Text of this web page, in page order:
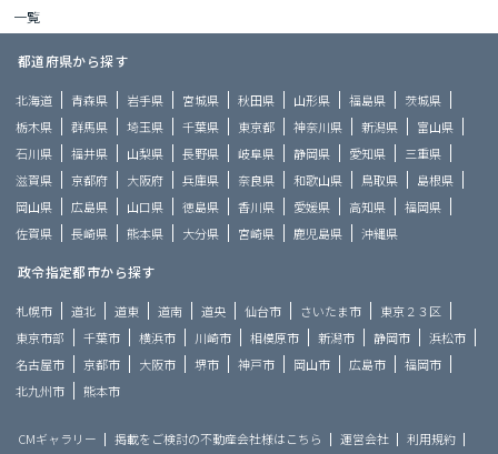
一覧
都道府県から探す
北海道 青森県 岩手県 宮城県 秋田県 山形県 福島県
茨城県
栃木県
群馬県 埼玉県 千葉県 東京都 神奈川県 新潟県
富山県
石川県
福井県 山梨県 長野県 岐阜県 静岡県 愛知県
三重県
滋賀県
京都府 大阪府 兵庫県 奈良県 和歌山県 鳥取県
島根県
岡山県
広島県 山口県 徳島県 香川県 愛媛県 高知県
福岡県
佐賀県
長崎県 熊本県 大分県 宮崎県 鹿児島県 沖縄県
政令指定都市から探す
札幌市 道北 道東 道南 道央 仙台市 さいたま市
東京２３区
東京市部
千葉市 横浜市 川崎市 相模原市 新潟市 静岡市
浜松市
名古屋市
京都市 大阪市 堺市 神戸市 岡山市 広島市
福岡市
北九州市
熊本市
CMギャラリー 掲載をご検討の不動産会社様はこちら 運営会社
利用規約